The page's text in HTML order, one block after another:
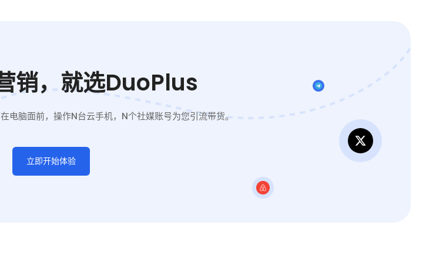
销，就选DuoPlus
电脑面前，操作N台云手机，N个社媒账号为您引流带货。
立即开始体验